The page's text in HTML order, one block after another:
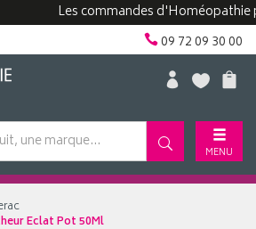
Les commandes d'Homéopathie
09 72 09 30 00
MENU
Eclat Pot 50Ml